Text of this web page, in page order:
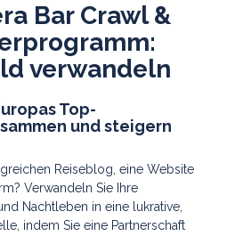
Bar Crawl &
verwandeln
Top-
und steigern
Reiseblog, eine Website
Verwandeln Sie Ihre
Nachtleben in eine lukrative,
indem Sie eine Partnerschaft